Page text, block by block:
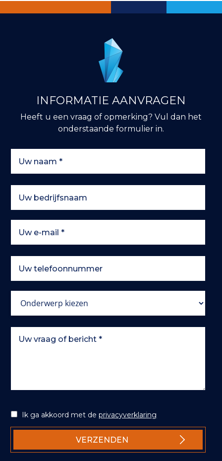
INFORMATIE AANVRAGEN
Heeft u een vraag of opmerking? Vul dan het
onderstaande formulier in.
Ik ga akkoord met deprivacyverklaring